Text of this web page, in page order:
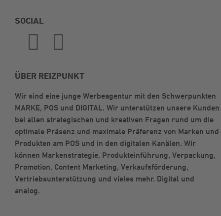
SOCIAL
ÜBER REIZPUNKT
Wir sind eine junge Werbeagentur mit den Schwerpunkten
MARKE, POS und DIGITAL. Wir unterstützen unsere Kunden
bei allen strategischen und kreativen Fragen rund um die
optimale Präsenz und maximale Präferenz von Marken und
Produkten am POS und in den digitalen Kanälen. Wir
können Markenstrategie, Produkteinführung, Verpackung,
Promotion, Content Marketing, Verkaufsförderung,
Vertriebsunterstützung und vieles mehr. Digital und
analog.